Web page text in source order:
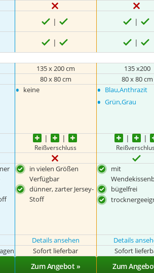
135 x 200 cm 135 x200
80 x 80 cm 80 x 80 cm
• keine • Blau,Anthrazit
• Grün,Grau
Reißverschluss
in vielen Größen
Verfügbar
dünner, zarter Jersey-
Stoff
mit
bügelfrei
Details ansehen Details
Sofort lieferbar Sofort
Zum Angebot » Zum